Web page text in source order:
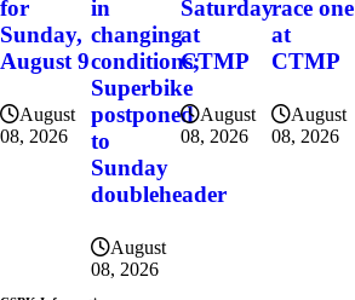
for
Sunday,
August 9
August
08, 2026
in
changing
conditions;
Superbike
postponed
to
Sunday
doubleheader
August
08, 2026
Saturday
at
CTMP
August
08, 2026
race one
at
CTMP
August
08, 2026